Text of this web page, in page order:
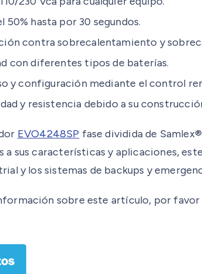
50% hasta por 30 segundos.
contra sobrecalentamiento y
con diferentes tipos de baterías.
y configuración mediante el control
y resistencia debido a su
EVO4248SP fase dividida de
sus características y aplicaciones,
y los sistemas de backups y
sobre este artículo, por favor